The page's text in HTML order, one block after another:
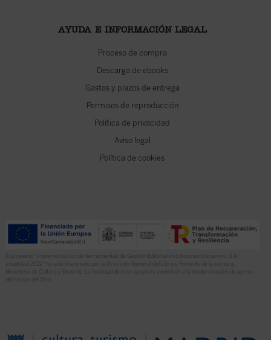
AYUDA E INFORMACIÓN LEGAL
Proceso de compra
Descarga de ebooks
Gastos y plazos de entrega
Permisos de reproducción
Política de privacidad
Aviso legal
Política de cookies
El proyecto “Implementación de herramientas de Gestión Editorial en Ediciones Encuentro, S.A.
anualidad 2022” ha sido financiado por la Dirección General del Libro y Fomento de la Lectura,
Ministerio de Cultura y Deporte. La finalidad de este apoyo es contribuir a la modernización de pymes
del sector del libro.